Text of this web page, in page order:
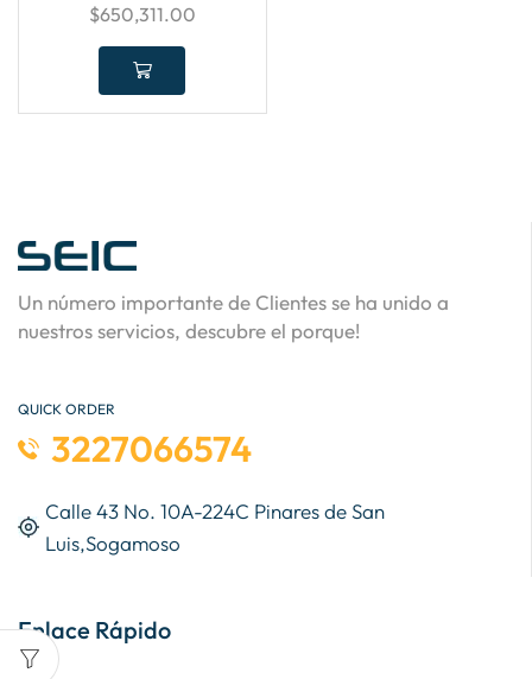
$650,311.00
Un número importante de Clientes se ha unido a
nuestros servicios, descubre el porque!
QUICK ORDER
3227066574
Calle 43 No. 10A-224C Pinares de San
Luis,Sogamoso
Enlace Rápido